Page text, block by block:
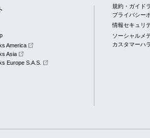
America
Asia
Europe S.A.S.
規約・ガイド
プライバシー
情報セキュリ
ソーシャルメ
カスタマーハ